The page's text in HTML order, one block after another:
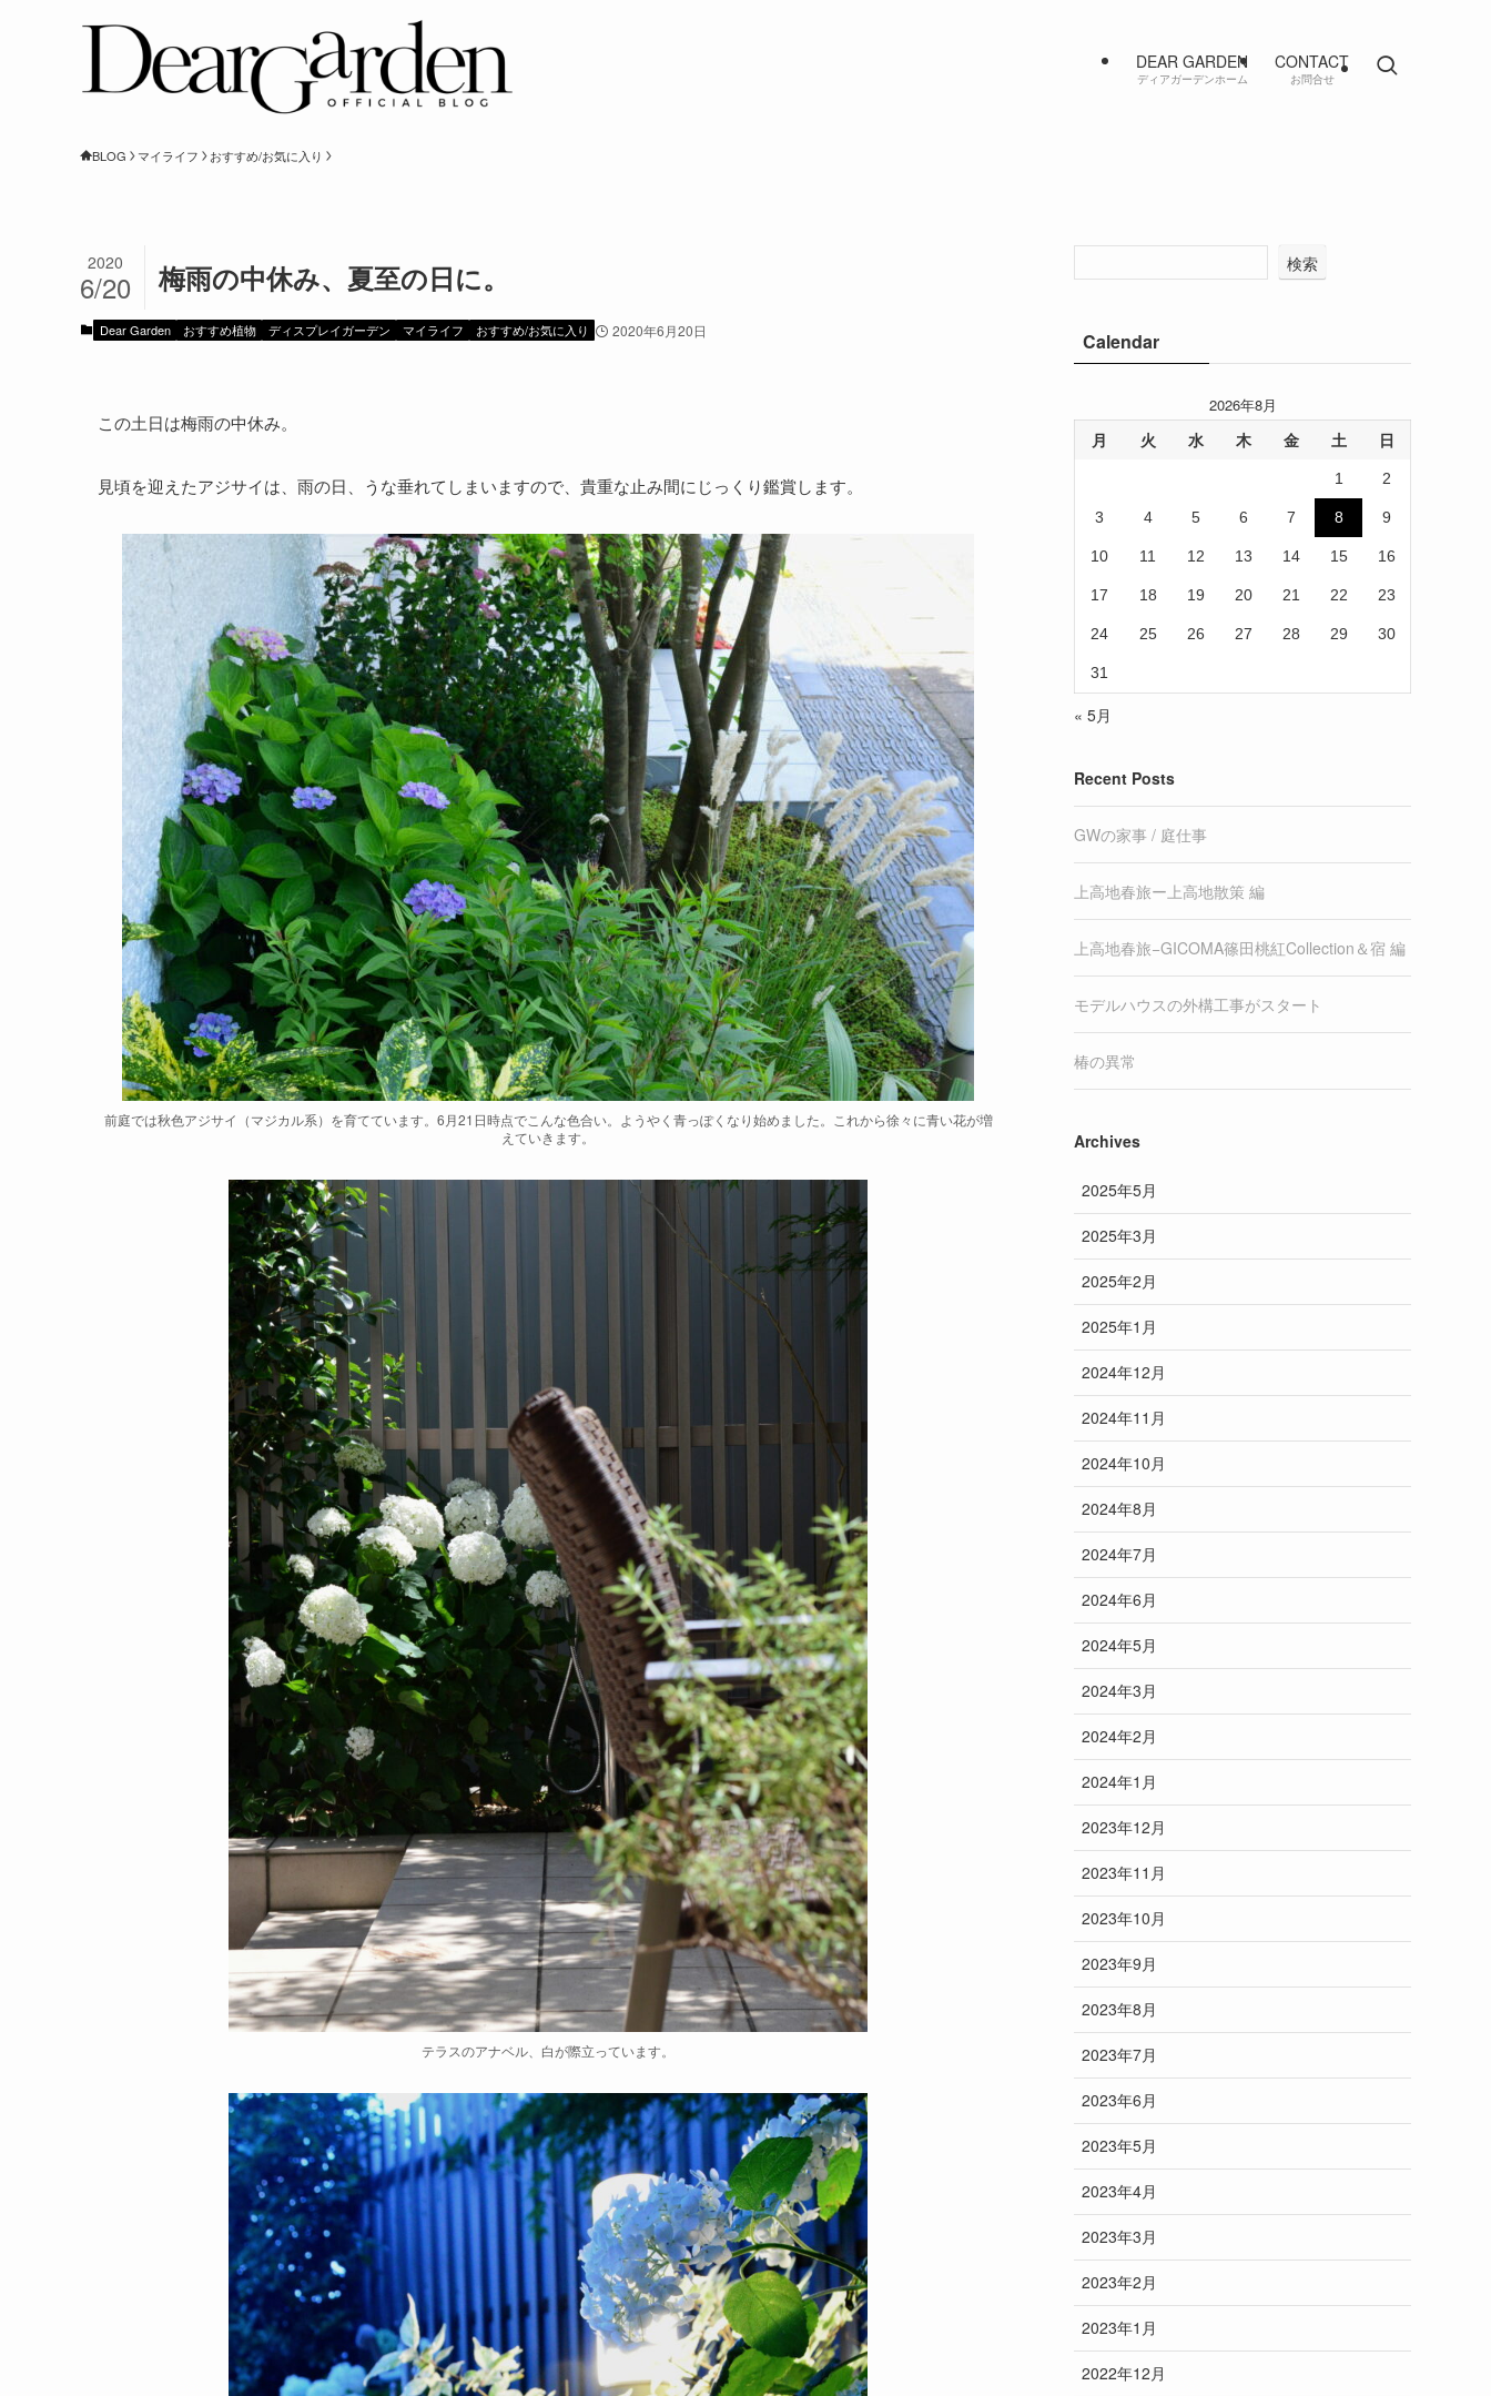
DEAR GARDEN
ディアガーデンホーム
CONTACT
お問合せ
BLOG マイライフ おすすめ/お気に入り
梅雨の中休み、夏至の日に。
2020
6/20
Dear Garden おすすめ植物 ディスプレイガーデン マイライフ おすすめ/お気に入り 2020年6月20日
この土日は梅雨の中休み。
見頃を迎えたアジサイは、雨の日、うな垂れてしまいますので、貴重な止み間にじっくり鑑賞します。
前庭では秋色アジサイ（マジカル系）を育てています。6月21日時点でこんな色合い。ようやく青っぽくなり始めました。これから徐々に青い花が増
えていきます。
テラスのアナベル、白が際立っています。
検索
Calendar
2026年8月
月 火 水 木 金 土 日
1 2
3 4 5 6 7 8 9
10 11 12 13 14 15 16
17 18 19 20 21 22 23
24 25 26 27 28 29 30
31
« 5月
Recent Posts
GWの家事 / 庭仕事
上高地春旅ー上高地散策 編
上高地春旅−GICOMA篠田桃紅Collection＆宿 編
モデルハウスの外構工事がスタート
椿の異常
Archives
2025年5月
2025年3月
2025年2月
2025年1月
2024年12月
2024年11月
2024年10月
2024年8月
2024年7月
2024年6月
2024年5月
2024年3月
2024年2月
2024年1月
2023年12月
2023年11月
2023年10月
2023年9月
2023年8月
2023年7月
2023年6月
2023年5月
2023年4月
2023年3月
2023年2月
2023年1月
2022年12月